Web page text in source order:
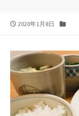
公
2020年1月8日
リ
ー